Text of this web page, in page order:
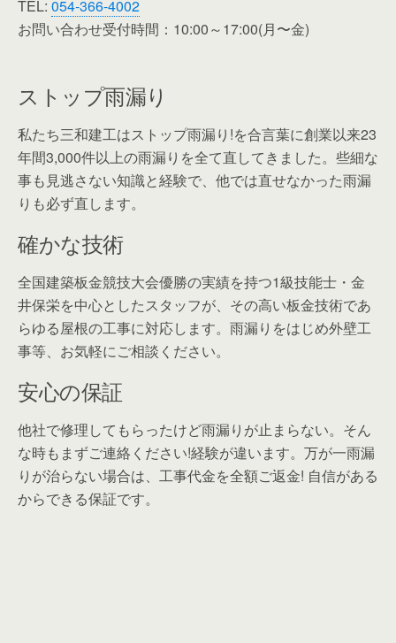
TEL: 054-366-4002
お問い合わせ受付時間：10:00～17:00(月〜金)
ストップ雨漏り
私たち三和建工はストップ雨漏り!を合言葉に創業以来23
年間3,000件以上の雨漏りを全て直してきました。些細な
事も見逃さない知識と経験で、他では直せなかった雨漏
りも必ず直します。
確かな技術
全国建築板金競技大会優勝の実績を持つ1級技能士・金
井保栄を中心としたスタッフが、その高い板金技術であ
らゆる屋根の工事に対応します。雨漏りをはじめ外壁工
事等、お気軽にご相談ください。
安心の保証
他社で修理してもらったけど雨漏りが止まらない。そん
な時もまずご連絡ください!経験が違います。万が一雨漏
りが治らない場合は、工事代金を全額ご返金! 自信がある
からできる保証です。